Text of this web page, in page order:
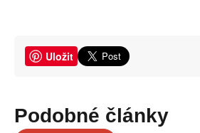
Uložit
Podobné články